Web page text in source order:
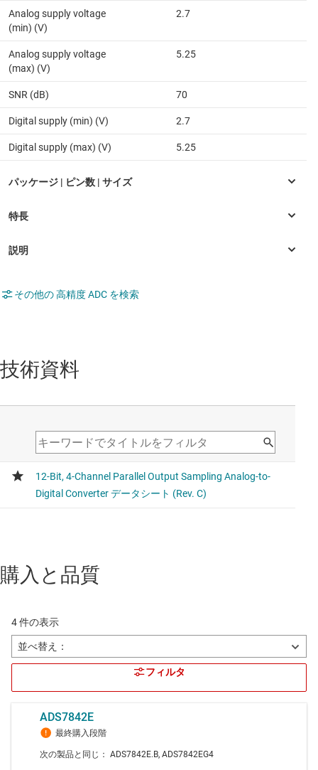
Analog supply voltage
(min) (V)
2.7
Analog supply voltage
(max) (V)
5.25
SNR (dB) 70
Digital supply (min) (V) 2.7
Digital supply (max) (V) 5.25
その他の 高精度 ADC を検索
技術資料
購入と品質